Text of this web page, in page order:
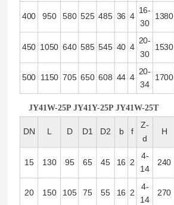
400 950 580 525 485 36 4
16-
30
1380
450 1050 640 585 545 40 4
20-
30
1530
500 1150 705 650 608 44 4
20-
34
1700
JY41W-25P JY41Y-25P JY41W-25T
DN L D D1 D2 b f
Z-
d
H
15 130 95 65 45 16 2
4-
14
240
20 150 105 75 55 16 2
4-
14
270